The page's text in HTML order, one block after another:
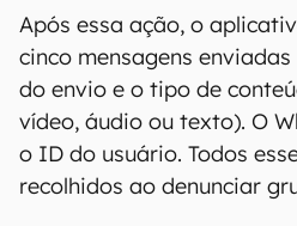
Após essa ação, o
cinco mensagens
do envio e o tipo de
vídeo, áudio ou texto). O
o ID do usuário. Todos
recolhidos ao denunciar